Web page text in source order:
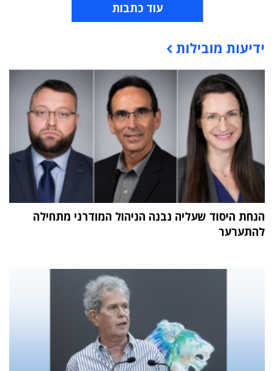
עוד כתבות
תוכן פרסומי
ידיעות מובילות
הנחת היסוד שעליה נבנה הניהול המודרני מתחילה
להתערער